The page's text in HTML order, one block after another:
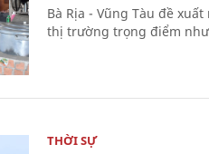
Bà Rịa - Vũng Tàu đề
thị trường trọng điểm như
THỜI SỰ